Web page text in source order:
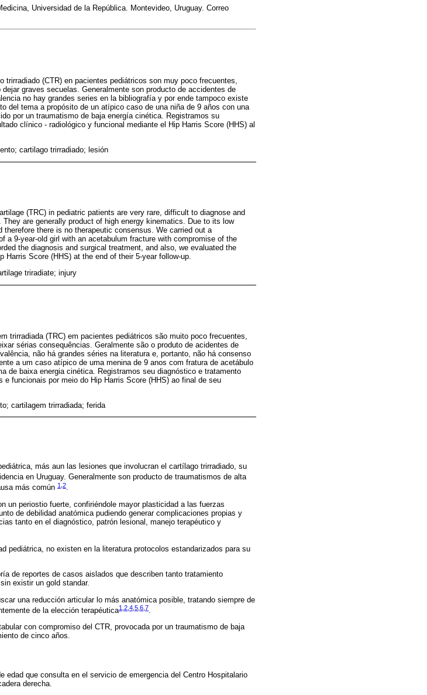
Universidad de la República. Montevideo, Uruguay. Correo
trirradiado (CTR) en pacientes pediátricos son muy poco frecuentes,
graves secuelas. Generalmente son producto de accidentes de
no hay grandes series en la bibliografía y por ende tampoco existe
del tema a propósito de un atípico caso de una niña de 9 años con una
por un traumatismo de baja energía cinética. Registramos su
clínico - radiológico y funcional mediante el Hip Harris Score (HHS) al
cartilago trirradiado; lesión
(TRC) in pediatric patients are very rare, difficult to diagnose and
are generally product of high energy kinematics. Due to its low
there is no therapeutic consensus. We carried out a
a 9-year-old girl with an acetabulum fracture with compromise of the
the diagnosis and surgical treatment, and also, we evaluated the
Score (HHS) at the end of their 5-year follow-up.
triradiate; injury
trirradiada (TRC) em pacientes pediátricos são muito poco frecuentes,
sérias consequências. Geralmente são o produto de acidentes de
não há grandes séries na literatura e, portanto, não há consenso
a um caso atípico de uma menina de 9 anos com fratura de acetábulo
de baixa energia cinética. Registramos seu diagnóstico e tratamento
funcionais por meio do Hip Harris Score (HHS) ao final de seu
cartilagem trirradiada; ferida
más aun las lesiones que involucran el cartílago trirradiado, su
en Uruguay. Generalmente son producto de traumatismos de alta
más común 1 2.
un periostio fuerte, confiriéndole mayor plasticidad a las fuerzas
de debilidad anatómica pudiendo generar complicaciones propias y
tanto en el diagnóstico, patrón lesional, manejo terapéutico y
pediátrica, no existen en la literatura protocolos estandarizados para su
de reportes de casos aislados que describen tanto tratamiento
existir un gold standar.
una reducción articular lo más anatómica posible, tratando siempre de
de la elección terapéutica1 2 4 5 6 7.
con compromiso del CTR, provocada por un traumatismo de baja
de cinco años.
edad que consulta en el servicio de emergencia del Centro Hospitalario
derecha.